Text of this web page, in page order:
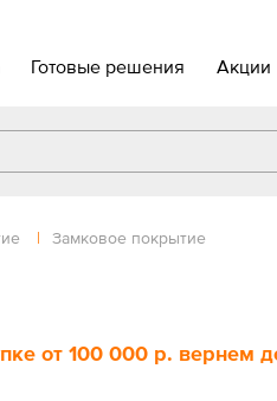
Готовые решения Акции
| Замковое покрытие
от 100 000 р. вернем